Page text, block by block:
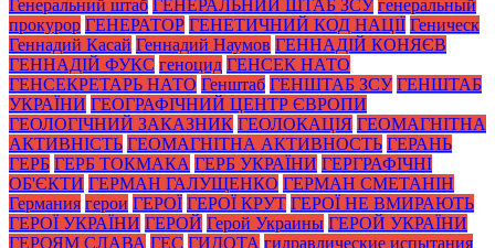
Генеральний штаб ГЕНЕРАЛЬНИЙ ШТАБ ЗСУ генеральный
прокурор ГЕНЕРАТОР ГЕНЕТИЧНИЙ КОД НАЦІЇ Геническ
Геннадий Касай Геннадий Наумов ГЕННАДІЙ КОНЯЄВ
ГЕННАДІЙ ФУКС геноцид ГЕНСЕК НАТО
ГЕНСЕКРЕТАРЬ НАТО Генштаб ГЕНШТАБ ЗСУ ГЕНШТАБ
УКРАЇНИ ГЕОГРАФІЧНИЙ ЦЕНТР ЄВРОПИ
ГЕОЛОГІЧНИЙ ЗАКАЗНИК ГЕОЛОКАЦІЯ ГЕОМАГНІТНА
АКТИВНІСТЬ ГЕОМАГНІТНА АКТИВНОСТЬ ГЕРАНЬ
ГЕРБ ГЕРБ ТОКМАКА ГЕРБ УКРАЇНИ ГЕРГРАФІЧНІ
ОБ'ЄКТИ ГЕРМАН ГАЛУЩЕНКО ГЕРМАН СМЕТАНІН
Германия герои ГЕРОЇ ГЕРОЇ КРУТ ГЕРОЇ НЕ ВМИРАЮТЬ
ГЕРОЇ УКРАЇНИ ГЕРОЙ Герой Украины ГЕРОЙ УКРАЇНИ
ГЕРОЯМ СЛАВА ГЕС ГИДОТА гидравлические испытания